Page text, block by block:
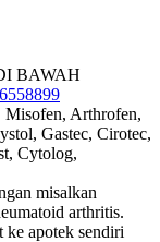
BAWAH
Arthrofen,
Gastec, Cirotec,
Cytolog,
misalkan
arthritis.
ke apotek sendiri